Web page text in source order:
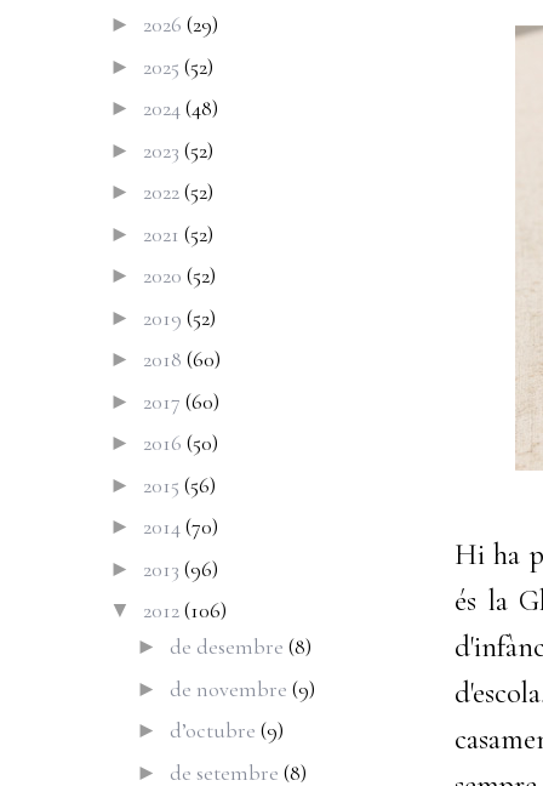
Hi ha
és la
► 2026 (29)
► 2025 (52)
► 2024(48)
► 2023 (52)
► 2022(52)
► 2021 (52)
► 2020 (52)
► 2019 (52)
► 2018 (60)
► 2017 (60)
► 2016 (50)
► 2015 (56)
► 2014(70)
► 2013 (96)
▼ 2012(106)
► de desembre (8)
► de novembre (9)
► d’octubre (9)
► de setembre (8)